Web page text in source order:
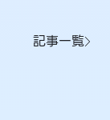
記事一覧